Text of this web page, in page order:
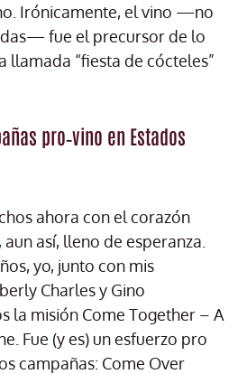
Irónicamente, el vino —no
fue el precursor de lo
llamada “fiesta de cócteles”
pro‑vino en Estados
ahora con el corazón
así, lleno de esperanza.
yo, junto con mis
Charles y Gino
la misión Come Together – A
Fue (y es) un esfuerzo pro
campañas: Come Over